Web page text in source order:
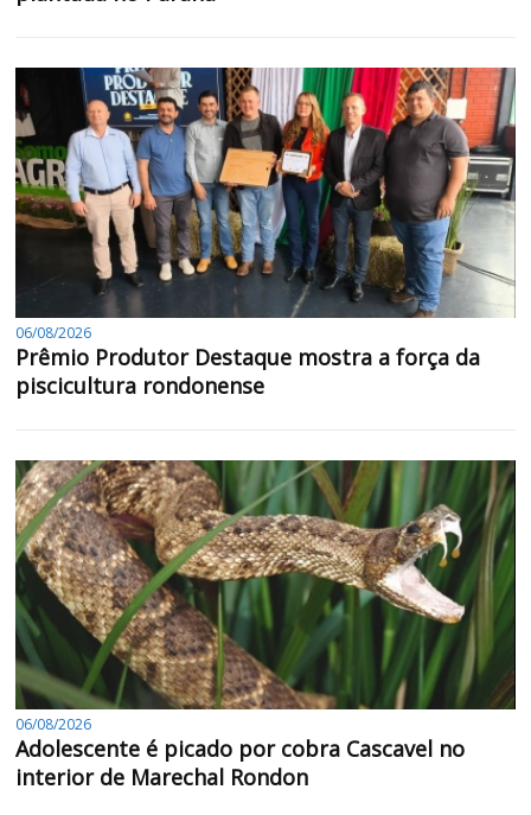
06/08/2026
Prêmio Produtor Destaque mostra a força da
piscicultura rondonense
06/08/2026
Adolescente é picado por cobra Cascavel no
interior de Marechal Rondon